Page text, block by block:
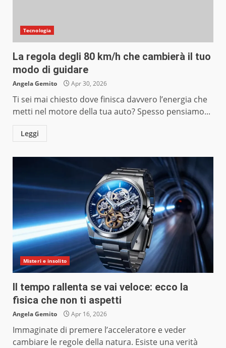
Tecnologia
La regola degli 80 km/h che cambierà il tuo
modo di guidare
Angela Gemito Apr 30, 2026
Ti sei mai chiesto dove finisca davvero l’energia che
metti nel motore della tua auto? Spesso pensiamo...
Leggi
Misteri e insolito
Il tempo rallenta se vai veloce: ecco la
fisica che non ti aspetti
Angela Gemito Apr 16, 2026
Immaginate di premere l’acceleratore e veder
cambiare le regole della natura. Esiste una verità